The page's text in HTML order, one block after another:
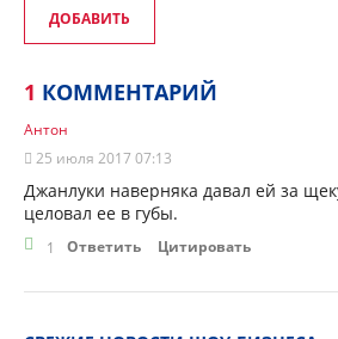
ДОБАВИТЬ
1 КОММЕНТАРИЙ
Антон
25 июля 2017 07:13
Джанлуки наверняка давал ей за
целовал ее в губы.
1 Ответить Цитировать